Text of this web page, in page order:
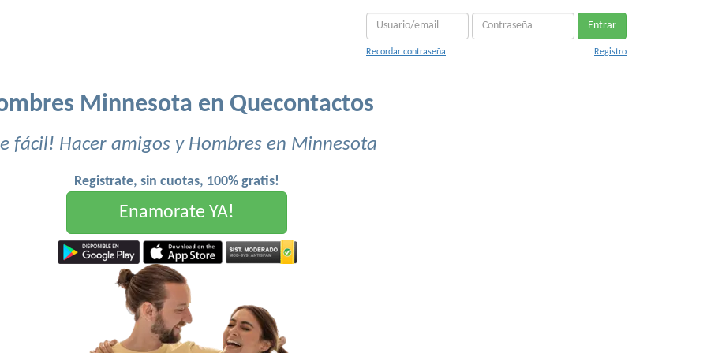
Entrar
Recordar contraseña Registro
Minnesota en Quecontactos
fácil! Hacer amigos y Hombres en Minnesota
Registrate, sin cuotas, 100% gratis!
Enamorate YA!